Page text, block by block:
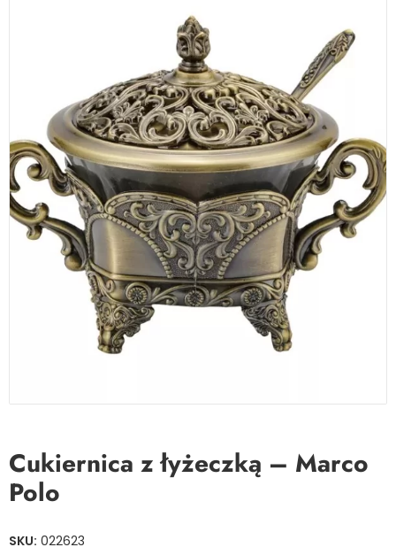
Cukiernica z łyżeczką – Marco
Polo
SKU: 022623